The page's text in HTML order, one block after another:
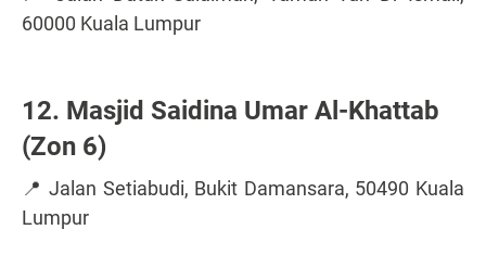
60000 Kuala Lumpur
12. Masjid Saidina Umar Al-Khattab
(Zon 6)
📍 Jalan Setiabudi, Bukit Damansara, 50490 Kuala
Lumpur